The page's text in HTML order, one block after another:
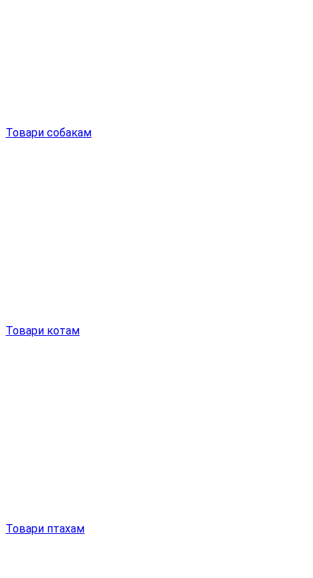
Товари собакам
Товари котам
Товари птахам